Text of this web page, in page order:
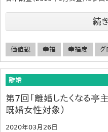
続
価値観 幸福 幸福度 グ
離婚
第7回「離婚したくなる亭
既婚女性対象）
2020年03月26日